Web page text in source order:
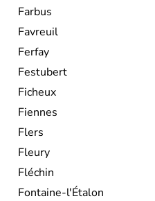
Farbus
Favreuil
Ferfay
Festubert
Ficheux
Fiennes
Flers
Fleury
Fléchin
Fontaine-l'Étalon